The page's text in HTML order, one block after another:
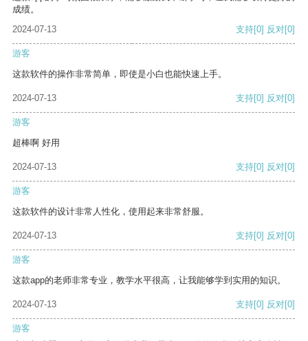
成绩。
2024-07-13
支持[0] 反对[0]
游客
这款软件的操作非常简单，即使是小白也能快速上手。
2024-07-13 支持[0] 反对[0]
游客
超棒啊 好用
2024-07-13 支持[0] 反对[0]
游客
这款软件的设计非常人性化，使用起来非常舒服。
2024-07-13 支持[0] 反对[0]
游客
这款app的老师非常专业，教学水平很高，让我能够学到实用的知识。
2024-07-13 支持[0] 反对[0]
游客